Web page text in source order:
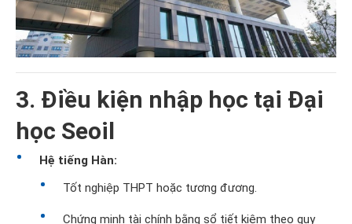
3. Điều kiện nhập học tại Đại
học Seoil
Hệ tiếng Hàn:
Tốt nghiệp THPT hoặc tương đương.
Chứng minh tài chính bằng sổ tiết kiệm theo quy